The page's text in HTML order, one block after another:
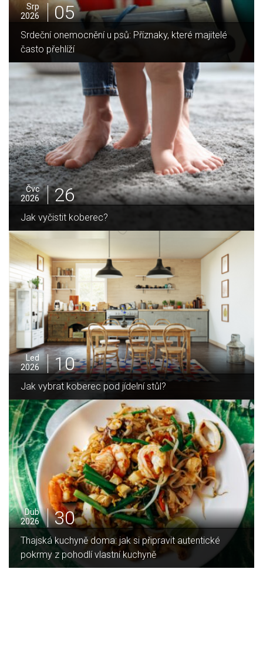
majitelé
Srp
2026
05
Jak vybrat ideální krbovou vložku?
Čvc
2026
25
Jak sušit pomeranče a citrusy jednoduše
Pro
2025
05
Jak zvládnout vánoční úklid bez námahy
autentické
Led
2026
16
Jaký je rozdíl mezi indukční a
deskou?